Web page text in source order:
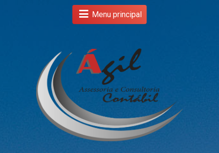
Menu principal